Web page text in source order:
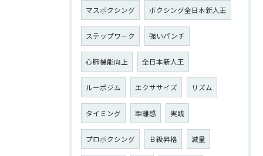
マスボクシング ボクシング全日本新人王
ステップワーク 強いパンチ
心肺機能向上 全日本新人王
ルーポジム エクササイズ リズム
タイミング 距離感 実践
プロボクシング Ｂ級昇格 減量